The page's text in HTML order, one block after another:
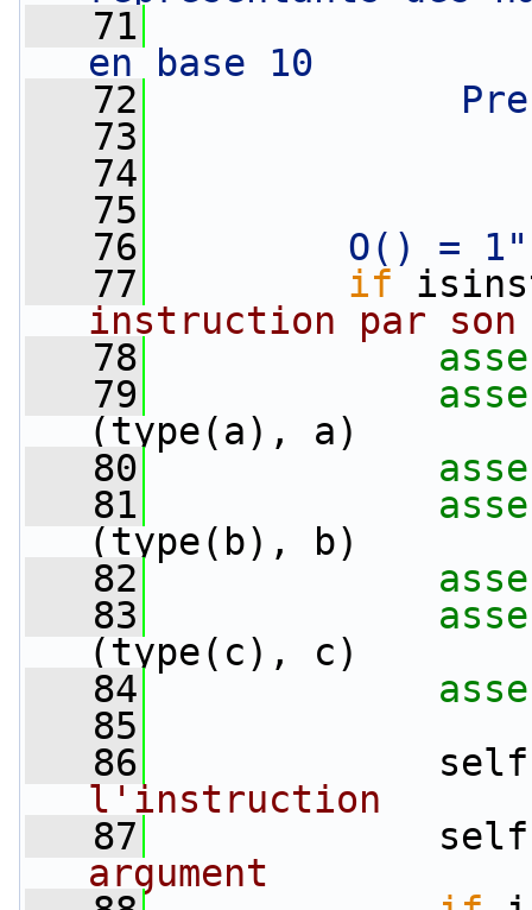
   71
en base 10
   72
   73
   74
   75
   76
O() =
   77
if
instruction par son
   78
   79
(type(a), a)
   80
   81
(type(b), b)
   82
   83
(type(c), c)
   84
   85
   86
l'instruction
   87
argument